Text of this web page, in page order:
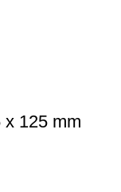
125 mm